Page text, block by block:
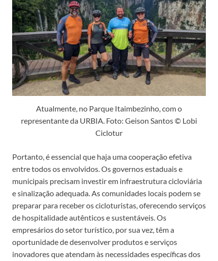
Atualmente, no Parque Itaimbezinho, com o
representante da URBIA. Foto: Geison Santos © Lobi
Ciclotur
Portanto, é essencial que haja uma cooperação efetiva
entre todos os envolvidos. Os governos estaduais e
municipais precisam investir em infraestrutura cicloviária
e sinalização adequada. As comunidades locais podem se
preparar para receber os cicloturistas, oferecendo serviços
de hospitalidade autênticos e sustentáveis. Os
empresários do setor turístico, por sua vez, têm a
oportunidade de desenvolver produtos e serviços
inovadores que atendam às necessidades específicas dos